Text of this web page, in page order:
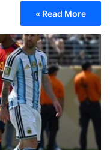
Read More »